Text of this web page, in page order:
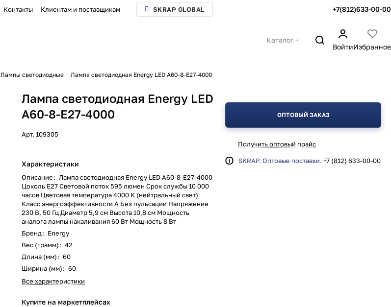
Контакты Клиентам и поставщикам SKRAP GLOBAL +7(812)633-00-00
Каталог
ВойтиИзбранное
Лампы светодиодные Лампа светодиодная Energy LED А60-8-E27-4000
Лампа светодиодная Energy LED
А60-8-E27-4000
Арт.109305
Характеристики
Описание: Лампа светодиодная Energy LED А60-8-E27-4000
Цоколь E27 Световой поток 595 люмен Срок службы 10 000
часов Цветовая температура 4000 К (нейтральный свет)
Класс энергоэффективности А Без пульсации Напряжение
230 В, 50 Гц Диаметр 5,9 см Высота 10,8 см Мощность
аналога лампы накаливания 60 Вт Мощность 8 Вт
Бренд: Energy
Вес (грамм): 42
Длина (мм): 60
Ширина (мм): 60
Все характеристики
Купите на маркетплейсах
ОПТОВЫЙ ЗАКАЗ
Получить оптовый прайс
SKRAP. Оптовые поставки. +7 (812) 633-00-00